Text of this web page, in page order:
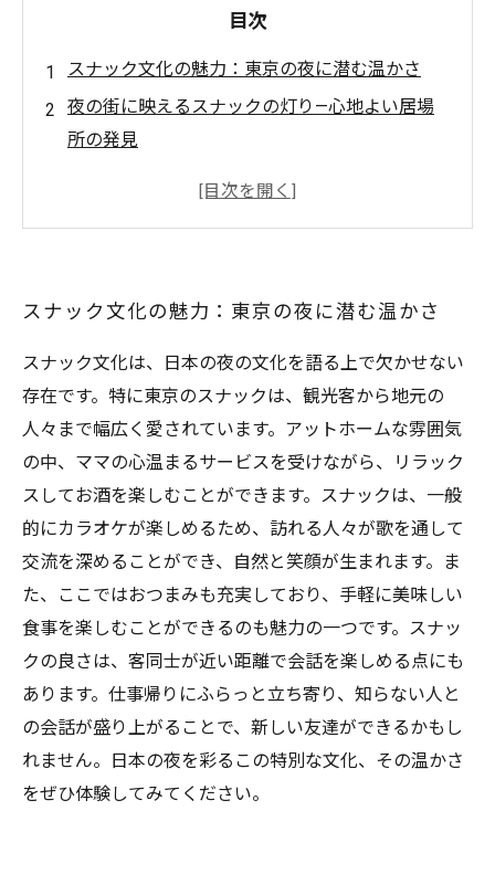
目次
スナック文化の魅力：東京の夜に潜む温かさ
夜の街に映えるスナックの灯り—心地よい居場
所の発見
スナックのママが語る、忘れられないお客様と
地域をつなぐスナック文化の重要性—共感と思
い出の場
スナック文化の変遷とその魅力を再発見する旅
スナックで広がる友達の輪—心の距離を近づけ
るために
スナック文化の魅力：東京の夜に潜む温かさ
スナック文化は、日本の夜の文化を語る上で欠かせない
存在です。特に東京のスナックは、観光客から地元の
人々まで幅広く愛されています。アットホームな雰囲気
の中、ママの心温まるサービスを受けながら、リラック
スしてお酒を楽しむことができます。スナックは、一般
的にカラオケが楽しめるため、訪れる人々が歌を通して
交流を深めることができ、自然と笑顔が生まれます。ま
た、ここではおつまみも充実しており、手軽に美味しい
食事を楽しむことができるのも魅力の一つです。スナッ
クの良さは、客同士が近い距離で会話を楽しめる点にも
あります。仕事帰りにふらっと立ち寄り、知らない人と
の会話が盛り上がることで、新しい友達ができるかもし
れません。日本の夜を彩るこの特別な文化、その温かさ
をぜひ体験してみてください。